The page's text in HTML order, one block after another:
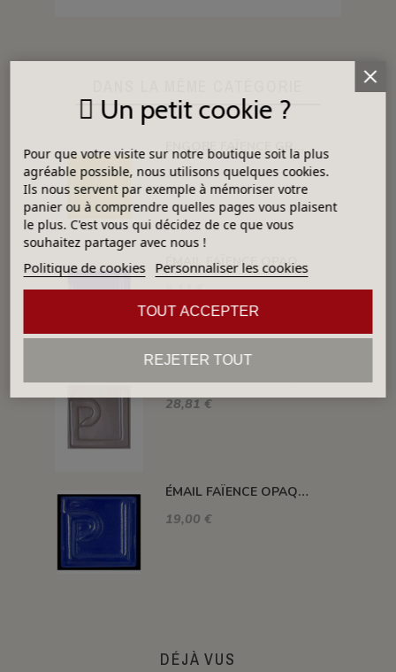
23,75 €
ÉMAIL FAÏENCE OPAQUE SANS PLOMB MAT BLEU FONCÉ EMSP13
8,11 €
28,81 €
ÉMAIL FAÏENCE OPAQUE CRAQUELÉ BRILLANT BLEU ROI 5934 ancien E31018/4
19,00 €
DÉJÀ VUS
Un petit cookie ?
Pour que votre visite sur notre boutique soit la plus
agréable possible, nous utilisons quelques cookies.
Ils nous servent par exemple à mémoriser votre
panier ou à comprendre quelles pages vous plaisent
le plus. C'est vous qui décidez de ce que vous
souhaitez partager avec nous !
Politique de cookies Personnaliser les cookies
REJETER TOUT
TOUT ACCEPTER